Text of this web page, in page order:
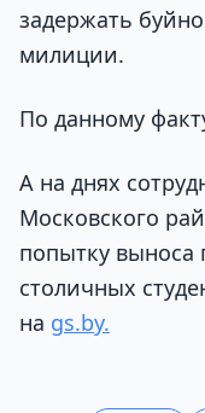
задержать
милиции.
По данному
А на днях
Московского
попытку выноса
столичных
на gs.by.